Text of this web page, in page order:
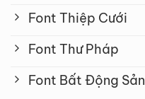
Font Thiệp Cưới
Font Thư Pháp
Font Bất Động Sản